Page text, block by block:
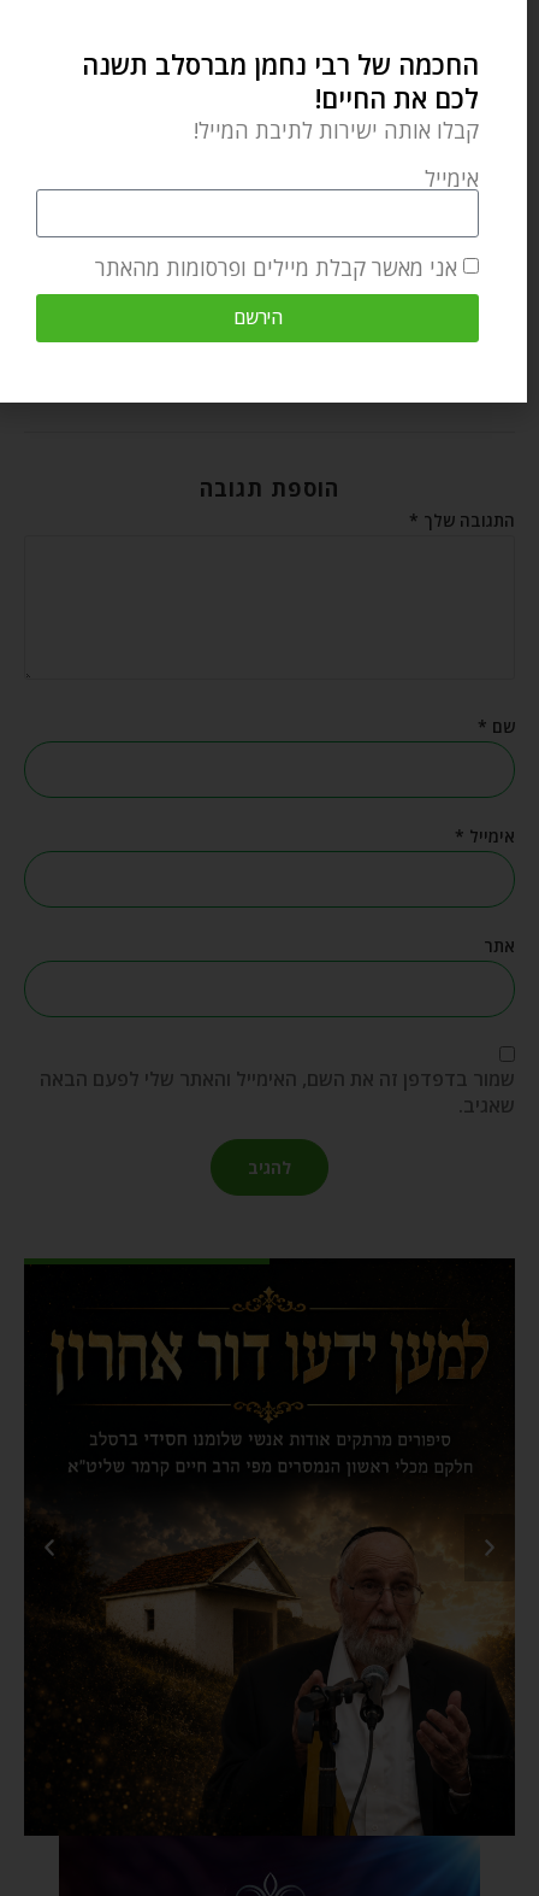
מאמר הבא
תיבת נח ברוסיה
מאמרים קשורים
מעשיות ומשלים מרבי נחמן מברסלב – העני והיהלום – החיפוש אחר
הוספת תגובה
התגובה שלך*
שם*
אימייל*
אתר
שמור בדפדפן זה את השם, האימייל והאתר שלי לפעם הבאה
שאגיב.
החכמה של רבי נחמן מברסלב תשנה
לכם את החיים!
קבלו אותה ישירות לתיבת המייל!
אימייל
אני מאשר קבלת מיילים ופרסומות מהאתר
הירשם